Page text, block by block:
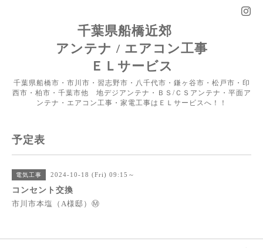
千葉県船橋近郊
アンテナ / エアコン工事
ＥＬサービス
千葉県船橋市・市川市・習志野市・八千代市・鎌ヶ谷市・松戸市・印
西市・柏市・千葉市他 地デジアンテナ・ＢＳ/ＣＳアンテナ・平面ア
ンテナ・エアコン工事・家電工事はＥＬサービスへ！！
予定表
電気工事 2024-10-18 (Fri) 09:15～
コンセント交換
市川市本塩（A様邸）Ⓜ